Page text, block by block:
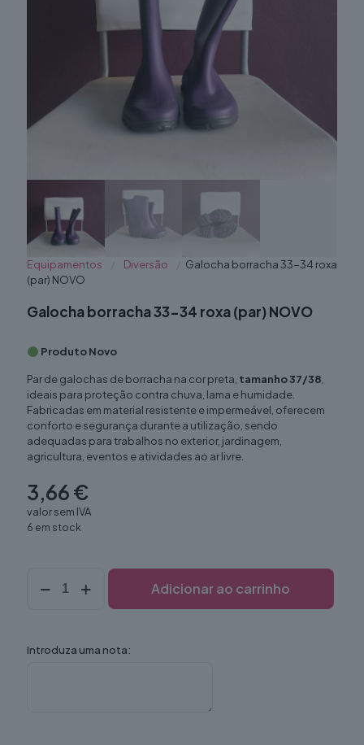
Equipamentos Diversão
Galocha borracha 33-34 roxa
(par) NOVO
Galocha borracha 33-34 roxa (par) NOVO
Produto Novo
Par de galochas de borracha na cor preta, tamanho 37/38,
ideais para proteção contra chuva, lama e humidade.
Fabricadas em material resistente e impermeável, oferecem
conforto e segurança durante a utilização, sendo
adequadas para trabalhos no exterior, jardinagem,
agricultura, eventos e atividades ao ar livre.
3,66€
valor sem IVA
6 em stock
34
Adicionar ao carrinho
Introduza uma nota: